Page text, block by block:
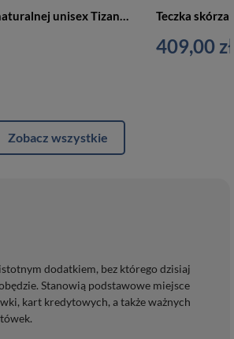
Aktówka ze skóry naturalnej unisex Tizano BWS01 biwuar na dokumenty A4 brązowa
409,00 zł
Zobacz wszystkie
dodatkiem, bez którego dzisiaj
Stanowią podstawowe miejsce
kart kredytowych, a także ważnych